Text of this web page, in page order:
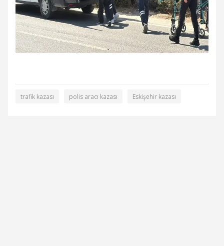
trafik kazası polis aracı kazası Eskişehir kazası